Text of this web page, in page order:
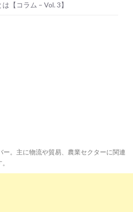
【コラム – Vol. 3】
。主に物流や貿易、農業セクターに関連